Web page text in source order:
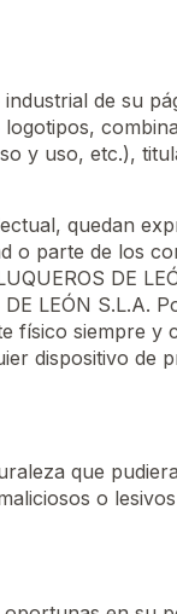
de su
y uso, etc.),
quedan
o parte de los
DE
LEÓN S.L.A.
físico siempre y
dispositivo de
que
o